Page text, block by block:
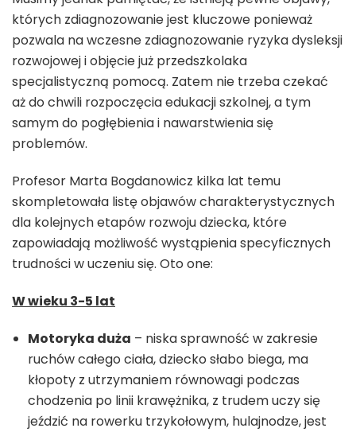
których zdiagnozowanie jest kluczowe ponieważ
pozwala na wczesne zdiagnozowanie ryzyka dysleksji
rozwojowej i objęcie już przedszkolaka
specjalistyczną pomocą. Zatem nie trzeba czekać
aż do chwili rozpoczęcia edukacji szkolnej, a tym
samym do pogłębienia i nawarstwienia się
problemów.
Profesor Marta Bogdanowicz kilka lat temu
skompletowała listę objawów charakterystycznych
dla kolejnych etapów rozwoju dziecka, które
zapowiadają możliwość wystąpienia specyficznych
trudności w uczeniu się. Oto one:
W wieku 3-5 lat
Motoryka duża – niska sprawność w zakresie
ruchów całego ciała, dziecko słabo biega, ma
kłopoty z utrzymaniem równowagi podczas
chodzenia po linii krawężnika, z trudem uczy się
jeździć na rowerku trzykołowym, hulajnodze, jest